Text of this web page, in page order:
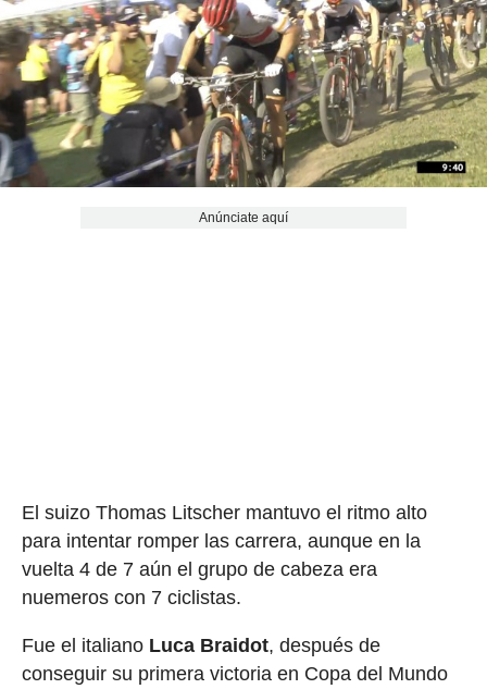
Anúnciate aquí
El suizo Thomas Litscher mantuvo el ritmo alto
para intentar romper las carrera, aunque en la
vuelta 4 de 7 aún el grupo de cabeza era
nuemeros con 7 ciclistas.
Fue el italiano Luca Braidot, después de
conseguir su primera victoria en Copa del Mundo